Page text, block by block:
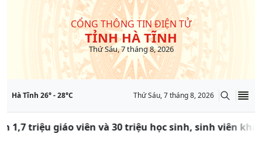
CỔNG THÔNG TIN ĐIỆN TỬ
TỈNH HÀ TĨNH
Thứ Sáu, 7 tháng 8, 2026
Hà Tĩnh 26° -28°C Thứ Sáu, 7 tháng 8, 2026
1,7 triệu giáo viên và 30 triệu học sinh, sinh viên